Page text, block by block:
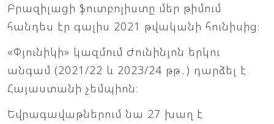
Բրազիլացի ֆուտբոլիստը մեր թիմում
հանդես էր գալիս 2021 թվականի հունիսից։
«Փյունիկի» կազմում Ժունինյոն երկու
անգամ (2021/22 և 2023/24 թթ․) դարձել է
Հայաստանի չեմպիոն։
Եվրագավաթներում նա 27 խաղ է